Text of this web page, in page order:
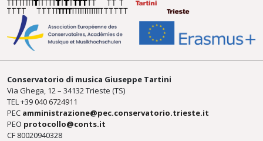
Conservatorio di musica Giuseppe Tartini
Via Ghega, 12 – 34132 Trieste (TS)
TEL +39040 6724911
PEC amministrazione@pec.conservatorio.trieste.it
PEO protocollo@conts.it
CF 80020940328